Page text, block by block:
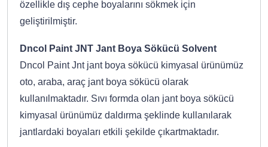
özellikle dış cephe boyalarını sökmek için
geliştirilmiştir.
Dncol Paint JNT Jant Boya Sökücü Solvent
Dncol Paint Jnt jant boya sökücü kimyasal ürünümüz
oto, araba, araç jant boya sökücü olarak
kullanılmaktadır. Sıvı formda olan jant boya sökücü
kimyasal ürünümüz daldırma şeklinde kullanılarak
jantlardaki boyaları etkili şekilde çıkartmaktadır.